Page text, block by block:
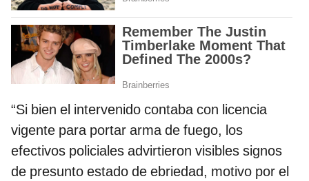
“Si bien el intervenido contaba con licencia
vigente para portar arma de fuego, los
efectivos policiales advirtieron visibles signos
de presunto estado de ebriedad, motivo por el